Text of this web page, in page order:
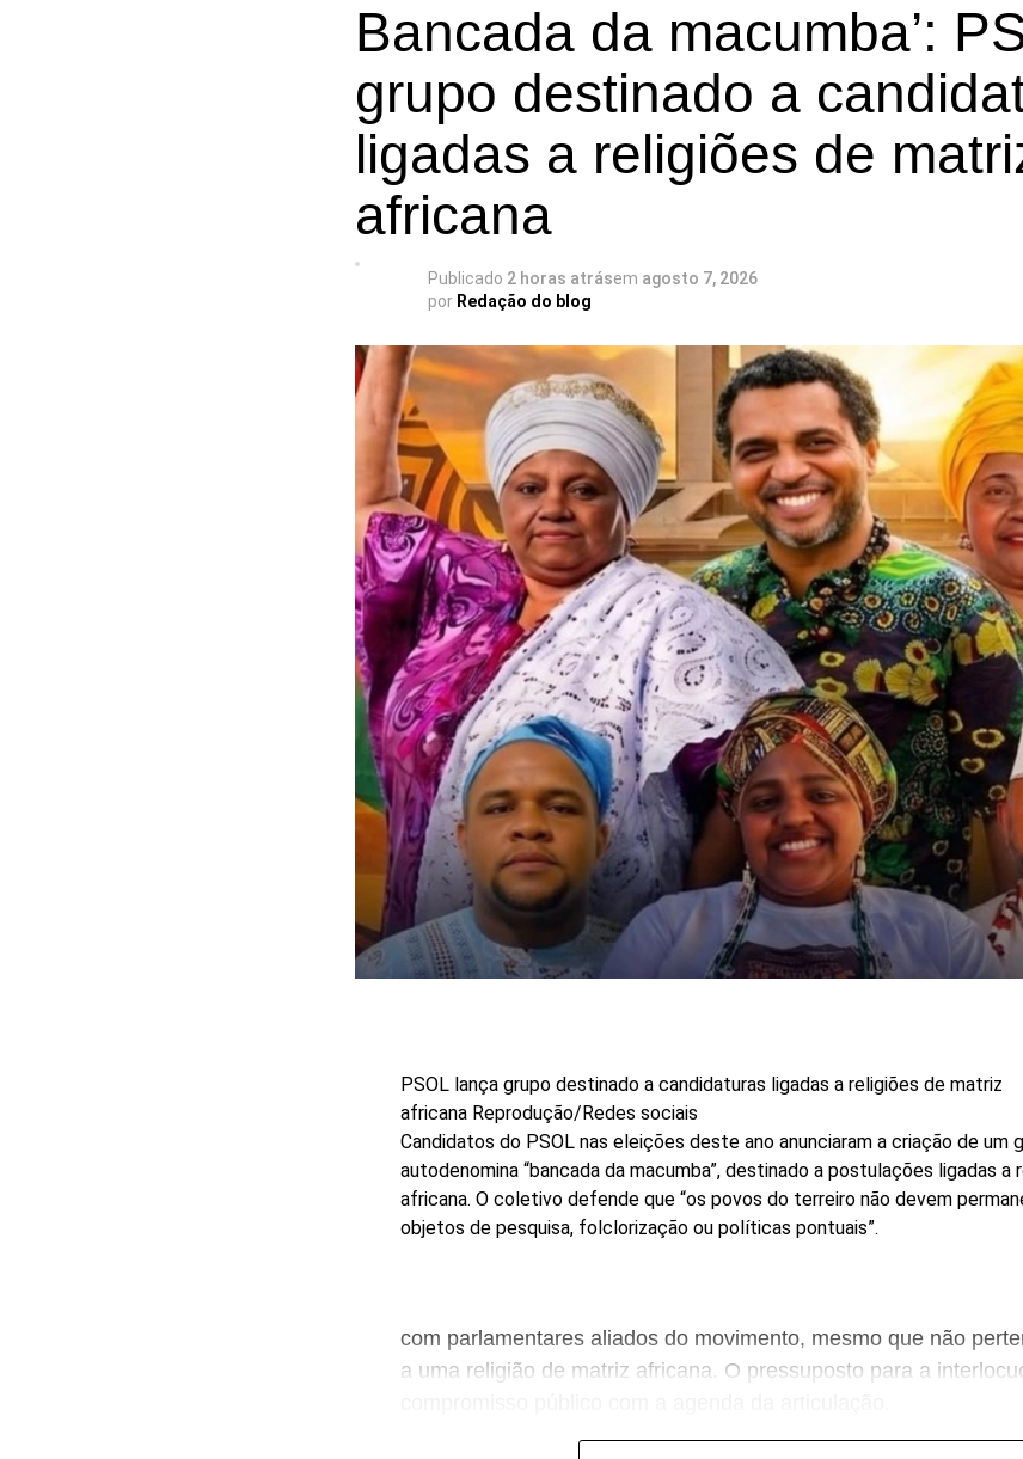
Bancada da macumba’:
grupo destinado a
ligadas a religiões de
africana
Publicado 2 horas atrásem agosto 7, 2026
por Redação do blog
PSOL lança grupo destinado a candidaturas ligadas a religiões de matriz
africana Reprodução/Redes sociais
Candidatos do PSOL nas eleições deste ano anunciaram a criação de um
autodenomina “bancada da macumba”, destinado a postulações ligadas a
africana. O coletivo defende que “os povos do terreiro não devem
objetos de pesquisa, folclorização ou políticas pontuais”.
com parlamentares aliados do movimento, mesmo que não
a uma religião de matriz africana. O pressuposto para a